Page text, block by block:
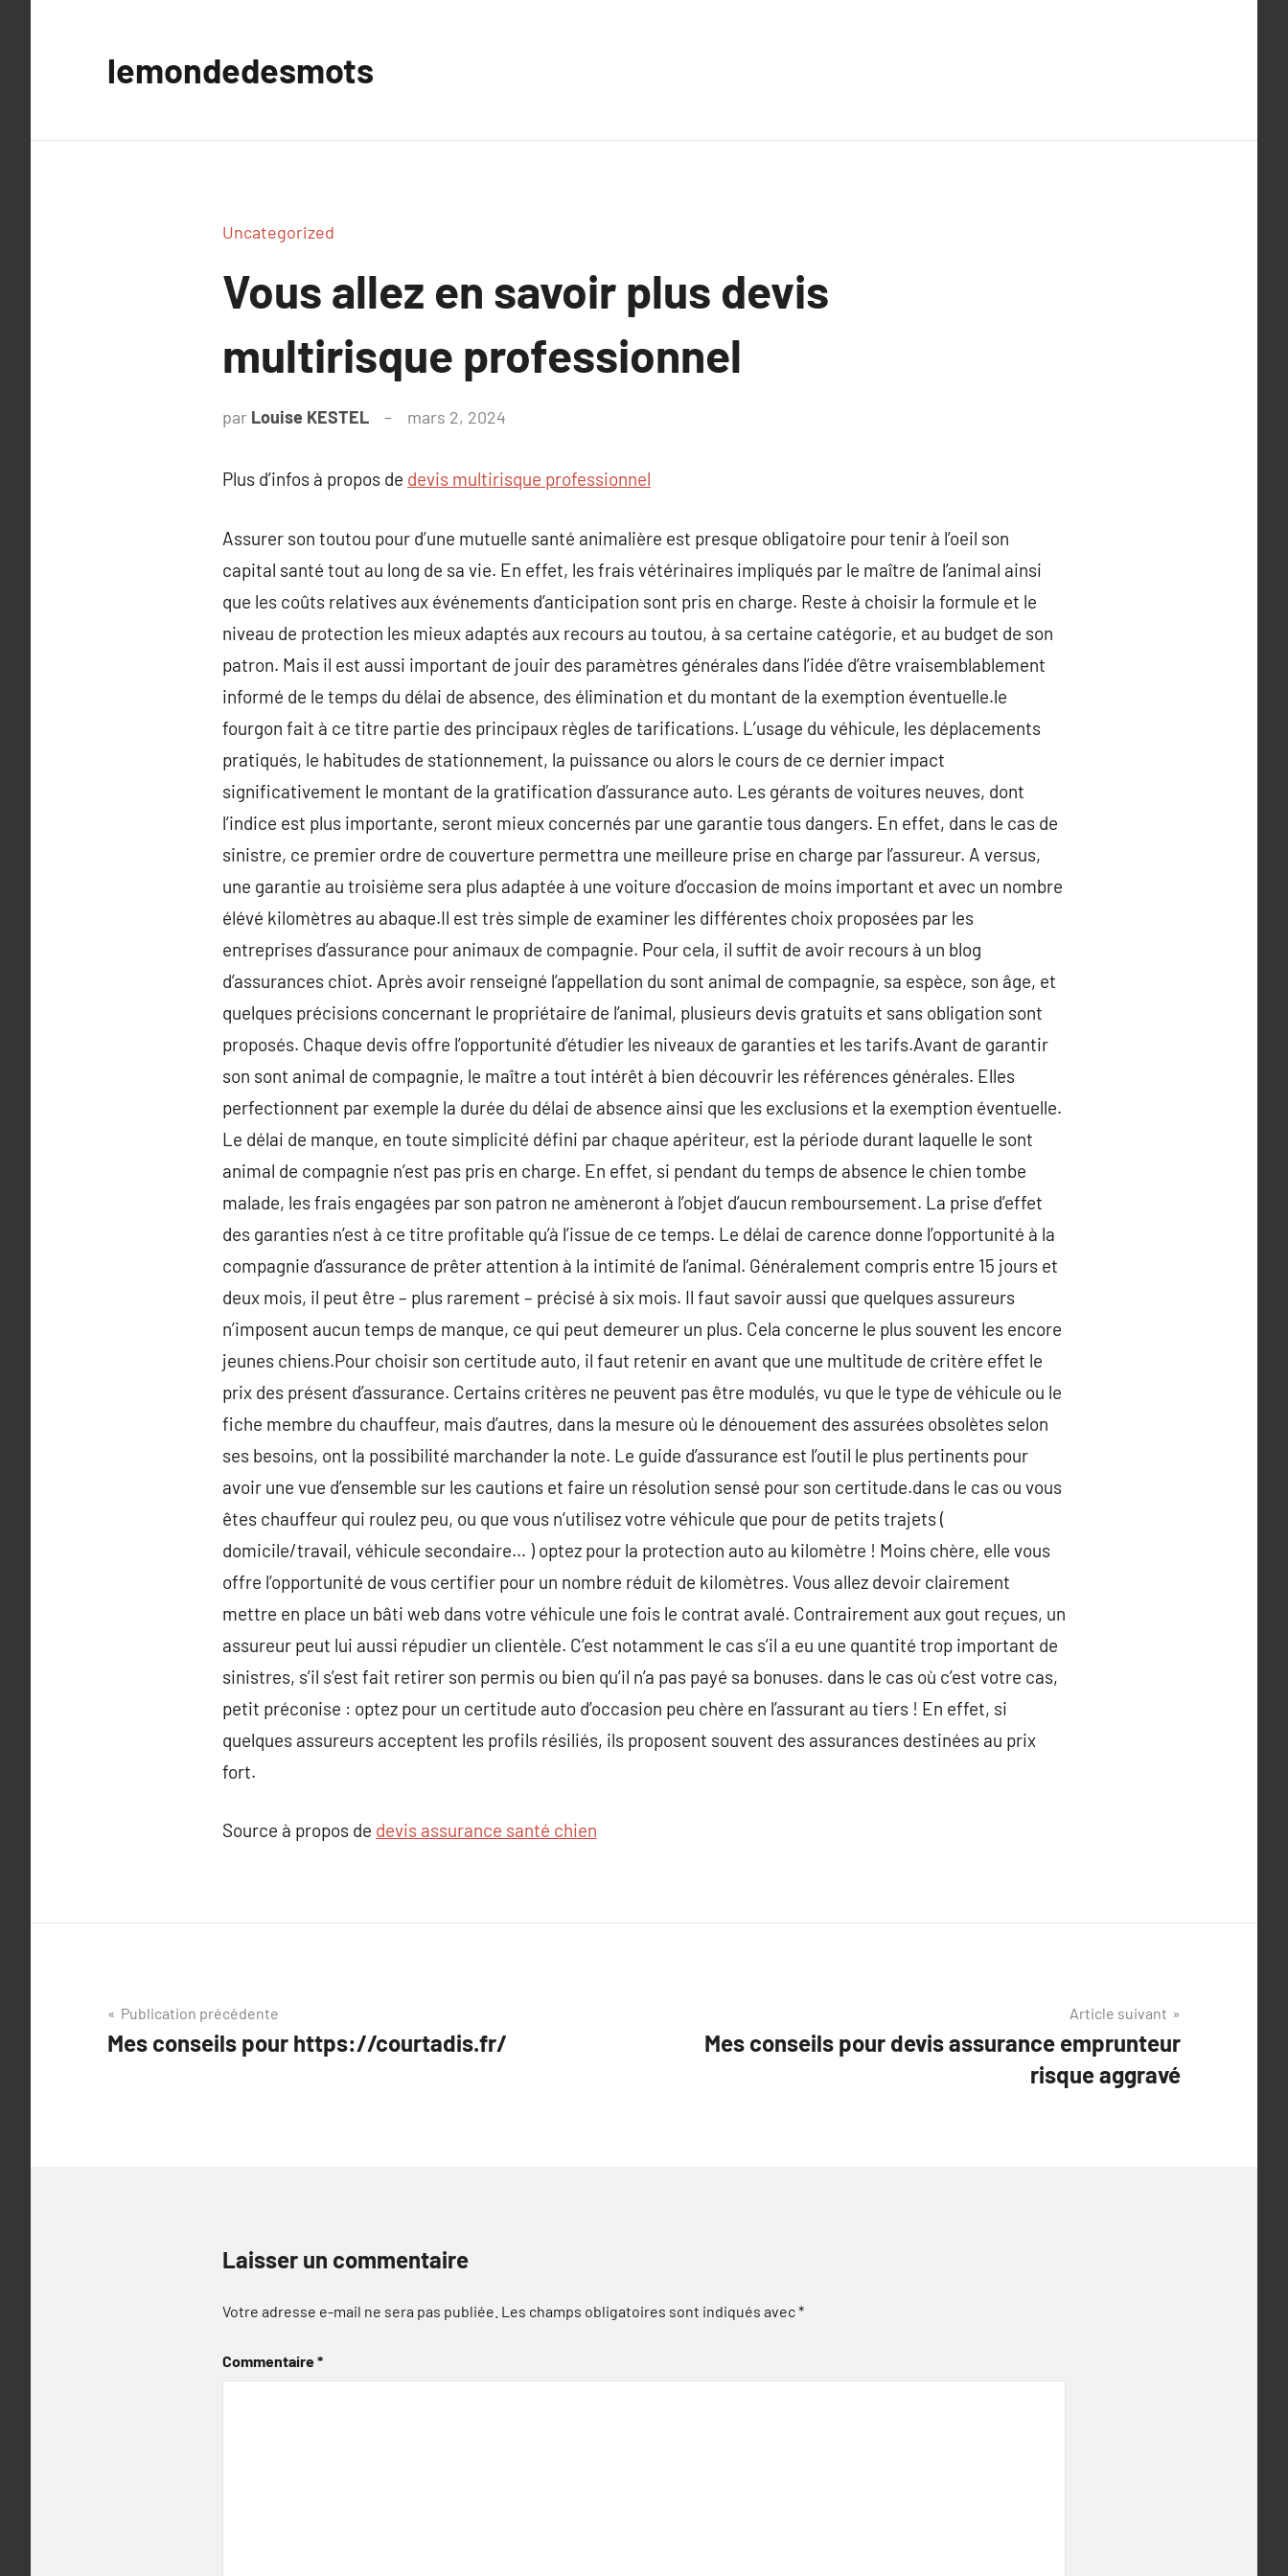
lemondedesmots
Uncategorized
Vous allez en savoir plus devis
multirisque professionnel
par Louise KESTEL mars 2, 2024
Plus d’infos à propos de devis multirisque professionnel
Assurer son toutou pour d’une mutuelle santé animalière est presque obligatoire pour tenir à l’oeil son
capital santé tout au long de sa vie. En effet, les frais vétérinaires impliqués par le maître de l’animal ainsi
que les coûts relatives aux événements d’anticipation sont pris en charge. Reste à choisir la formule et le
niveau de protection les mieux adaptés aux recours au toutou, à sa certaine catégorie, et au budget de son
patron. Mais il est aussi important de jouir des paramètres générales dans l’idée d’être vraisemblablement
informé de le temps du délai de absence, des élimination et du montant de la exemption éventuelle.le
fourgon fait à ce titre partie des principaux règles de tarifications. L’usage du véhicule, les déplacements
pratiqués, le habitudes de stationnement, la puissance ou alors le cours de ce dernier impact
significativement le montant de la gratification d’assurance auto. Les gérants de voitures neuves, dont
l’indice est plus importante, seront mieux concernés par une garantie tous dangers. En effet, dans le cas de
sinistre, ce premier ordre de couverture permettra une meilleure prise en charge par l’assureur. A versus,
une garantie au troisième sera plus adaptée à une voiture d’occasion de moins important et avec un nombre
élévé kilomètres au abaque.Il est très simple de examiner les différentes choix proposées par les
entreprises d’assurance pour animaux de compagnie. Pour cela, il suffit de avoir recours à un blog
d’assurances chiot. Après avoir renseigné l’appellation du sont animal de compagnie, sa espèce, son âge, et
quelques précisions concernant le propriétaire de l’animal, plusieurs devis gratuits et sans obligation sont
proposés. Chaque devis offre l’opportunité d’étudier les niveaux de garanties et les tarifs.Avant de garantir
son sont animal de compagnie, le maître a tout intérêt à bien découvrir les références générales. Elles
perfectionnent par exemple la durée du délai de absence ainsi que les exclusions et la exemption éventuelle.
Le délai de manque, en toute simplicité défini par chaque apériteur, est la période durant laquelle le sont
animal de compagnie n’est pas pris en charge. En effet, si pendant du temps de absence le chien tombe
malade, les frais engagées par son patron ne amèneront à l’objet d’aucun remboursement. La prise d’effet
des garanties n’est à ce titre profitable qu’à l’issue de ce temps. Le délai de carence donne l’opportunité à la
compagnie d’assurance de prêter attention à la intimité de l’animal. Généralement compris entre 15 jours et
deux mois, il peut être – plus rarement – précisé à six mois. Il faut savoir aussi que quelques assureurs
n’imposent aucun temps de manque, ce qui peut demeurer un plus. Cela concerne le plus souvent les encore
jeunes chiens.Pour choisir son certitude auto, il faut retenir en avant que une multitude de critère effet le
prix des présent d’assurance. Certains critères ne peuvent pas être modulés, vu que le type de véhicule ou le
fiche membre du chauffeur, mais d’autres, dans la mesure où le dénouement des assurées obsolètes selon
ses besoins, ont la possibilité marchander la note. Le guide d’assurance est l’outil le plus pertinents pour
avoir une vue d’ensemble sur les cautions et faire un résolution sensé pour son certitude.dans le cas ou vous
êtes chauffeur qui roulez peu, ou que vous n’utilisez votre véhicule que pour de petits trajets (
domicile/travail, véhicule secondaire… ) optez pour la protection auto au kilomètre ! Moins chère, elle vous
offre l’opportunité de vous certifier pour un nombre réduit de kilomètres. Vous allez devoir clairement
mettre en place un bâti web dans votre véhicule une fois le contrat avalé. Contrairement aux gout reçues, un
assureur peut lui aussi répudier un clientèle. C’est notamment le cas s’il a eu une quantité trop important de
sinistres, s’il s’est fait retirer son permis ou bien qu’il n’a pas payé sa bonuses. dans le cas où c’est votre cas,
petit préconise : optez pour un certitude auto d’occasion peu chère en l’assurant au tiers ! En effet, si
quelques assureurs acceptent les profils résiliés, ils proposent souvent des assurances destinées au prix
fort.
Source à propos de devis assurance santé chien
Navigation
de
Publication précédente
Mes conseils pour https://courtadis.fr/
Article suivant
Mes conseils pour devis assurance emprunteur
risque aggravé
Laisser un commentaire
Votre adresse e-mail ne sera pas publiée. Les champs obligatoires sont indiqués avec*
Commentaire*